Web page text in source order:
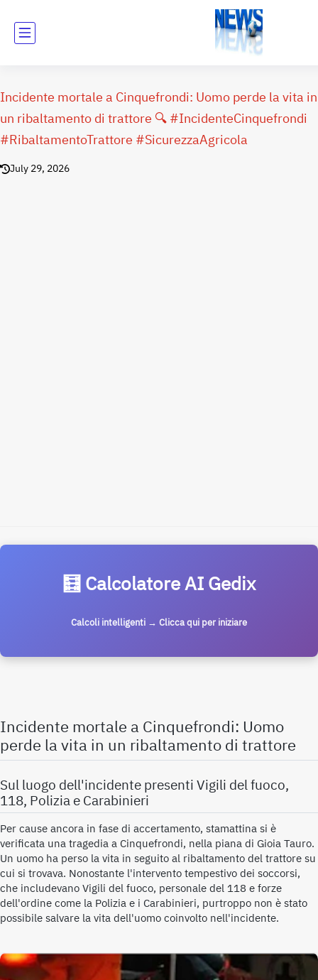
Incidente mortale a Cinquefrondi: Uomo perde la vita in
un ribaltamento di trattore 🔍 #IncidenteCinquefrondi
#RibaltamentoTrattore #SicurezzaAgricola
July 29, 2026
🧮 Calcolatore AI Gedix
Calcoli intelligenti → Clicca qui per iniziare
Incidente mortale a Cinquefrondi: Uomo
perde la vita in un ribaltamento di trattore
Sul luogo dell'incidente presenti Vigili del fuoco,
118, Polizia e Carabinieri
Per cause ancora in fase di accertamento, stamattina si è
verificata una tragedia a Cinquefrondi, nella piana di Gioia Tauro.
Un uomo ha perso la vita in seguito al ribaltamento del trattore su
cui si trovava. Nonostante l'intervento tempestivo dei soccorsi,
che includevano Vigili del fuoco, personale del 118 e forze
dell'ordine come la Polizia e i Carabinieri, purtroppo non è stato
possibile salvare la vita dell'uomo coinvolto nell'incidente.